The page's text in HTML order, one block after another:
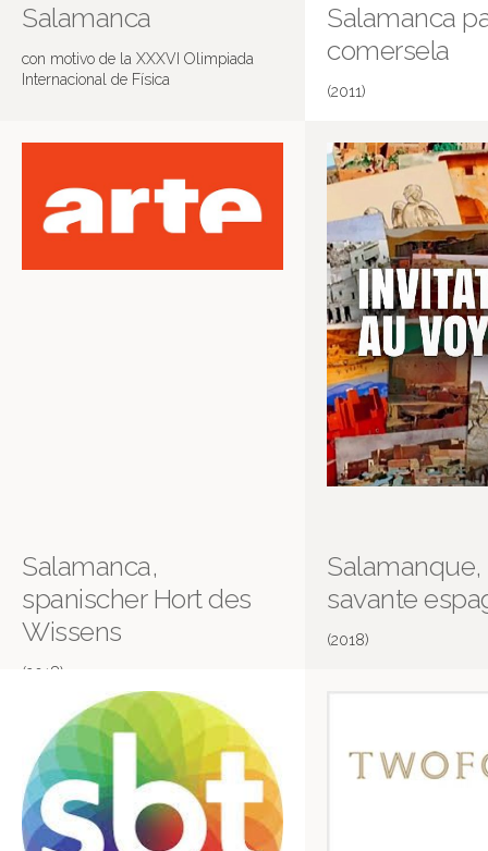
Salamanca
con motivo de la XXXVI Olimpiada
Internacional de Física
Salamanca
comersela
(2011)
Salamanca,
spanischer Hort des
Wissens
(2018)
Stadt Land Kunst
Salamanque,
savante
(2018)